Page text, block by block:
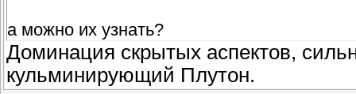
а можно их узнать?
Доминация скрытых аспектов,
кульминирующий Плутон.